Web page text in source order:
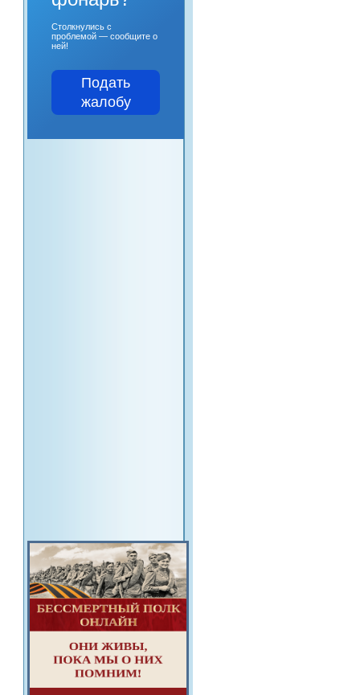
Столкнулись с
проблемой — сообщите о
ней!
Подать
жалобу